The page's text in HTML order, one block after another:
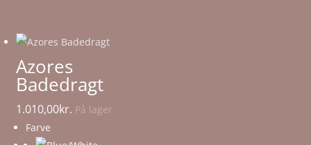
Azores
Badedragt
1.010,00kr. På lager
Farve